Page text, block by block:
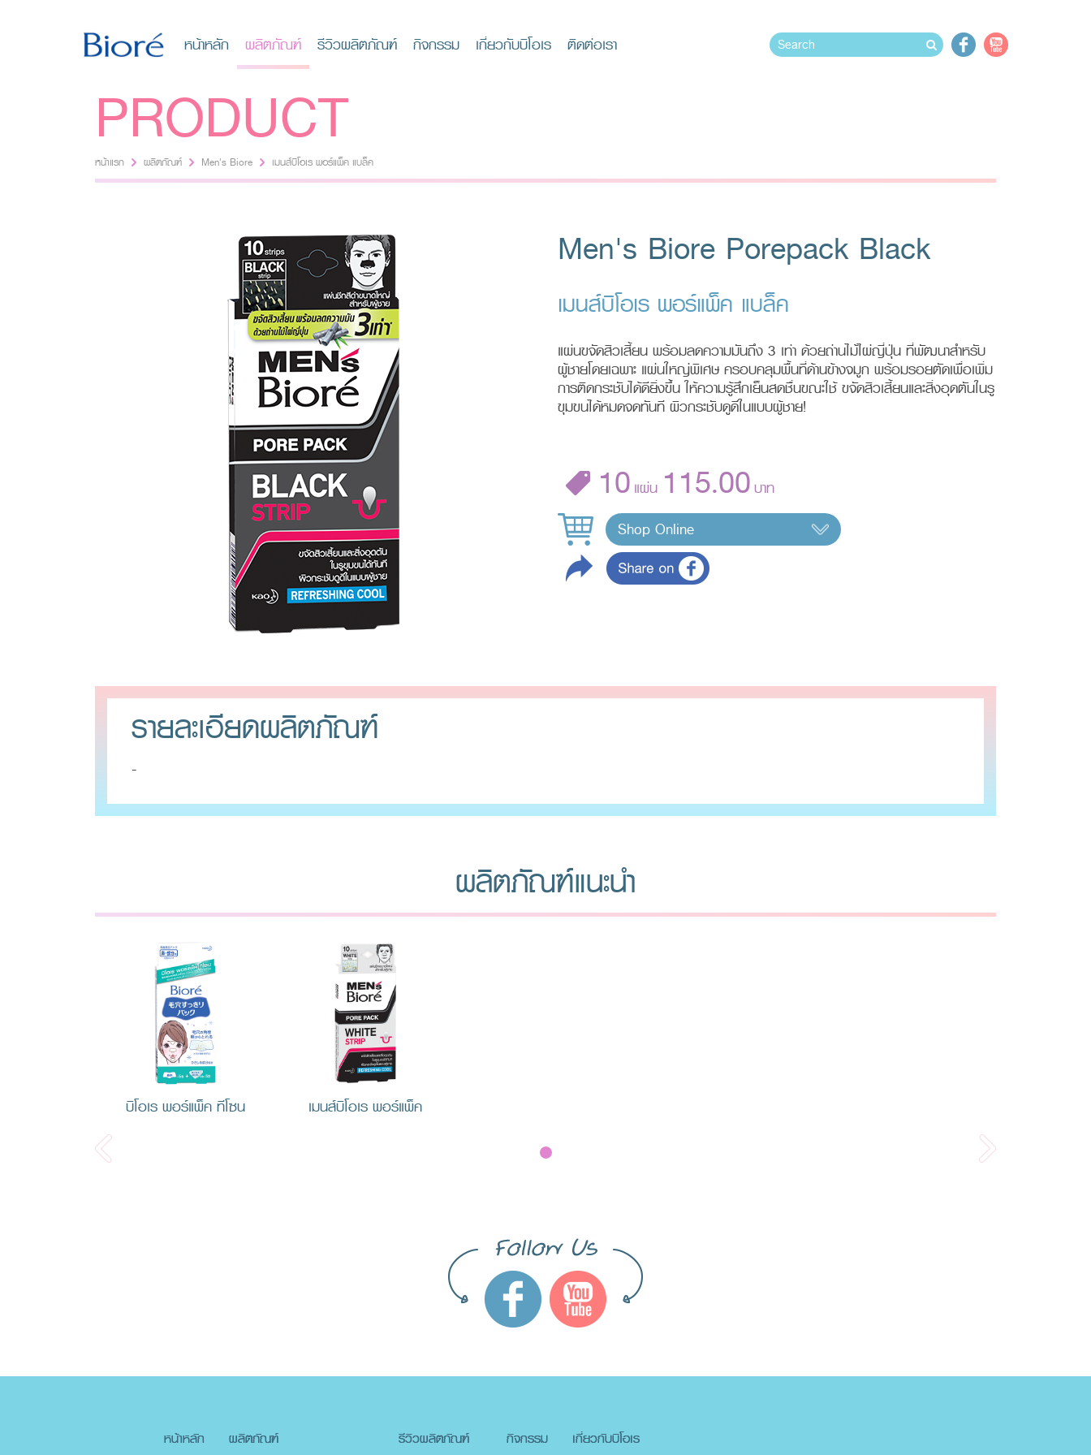
หน้าหลัก ผลิตภัณฑ์ รีวิวผลิตภัณฑ์ กิจกรรม เกี่ยวกับบิโอเร ติดต่อเรา
PRODUCT
หน้าแรก ผลิตภัณฑ์ Men's Biore เมนส์บิโอเร พอร์แพ็ค แบล็ค
Men's Biore Porepack Black
เมนส์บิโอเร พอร์แพ็ค แบล็ค
แผ่นขจัดสิวเสี้ยน พร้อมลดความมันถึง 3 เท่า ด้วยถ่านไม้ไผ่ญี่ปุ่น ที่พัฒนาสำหรับ
ผู้ชายโดยเฉพาะ แผ่นใหญ่พิเศษ ครอบคลุมพื้นที่ด้านข้างจมูก พร้อมรอยตัดเพื่อเพิ่ม
การติดกระชับได้ดียิ่งขึ้น ให้ความรู้สึกเย็นสดชื่นขณะใช้ ขจัดสิวเสี้ยนและสิ่งอุดตันในรู
ขุมขนได้หมดจดทันที ผิวกระชับดูดีในแบบผู้ชาย!
10 แผ่น 115.00บาท
Shop Online
รายละเอียดผลิตภัณฑ์
-
ผลิตภัณฑ์แนะนำ
บิโอเร พอร์แพ็ค ทีโซน เมนส์บิโอเร พอร์แพ็ค
หน้าหลัก ผลิตภัณฑ์ รีวิวผลิตภัณฑ์ กิจกรรม เกี่ยวกับบิโอเร